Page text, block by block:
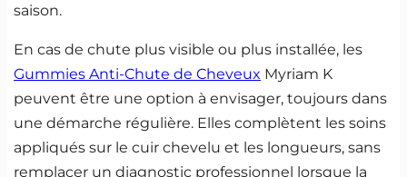
saison.
En cas de chute plus visible ou plus installée, les
Gummies Anti-Chute de Cheveux Myriam K
peuvent être une option à envisager, toujours dans
une démarche régulière. Elles complètent les soins
appliqués sur le cuir chevelu et les longueurs, sans
remplacer un diagnostic professionnel lorsque la